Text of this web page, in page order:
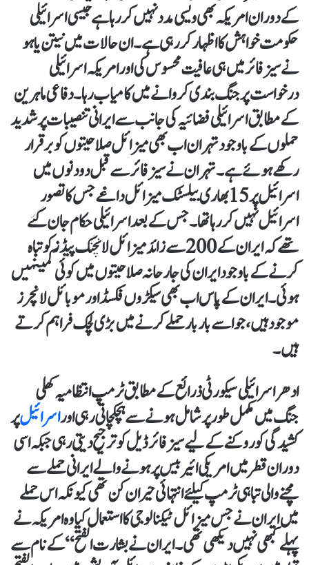
کے دوران امریکہ بھی ویسی مدد نہیں کر رہا ہے جیسی اسرائیلی
حکومت خواہش کا اظہار کر رہی ہے۔ ان حالات میں نیتن یاہو
نے سیز فائر میں ہی عافیت محسوس کی اور امریکہ اسرائیلی
درخواست پر جنگ بندی کروانے میں کامیاب رہا۔ دفاعی ماہرین
کے مطابق اسرائیلی فضائیہ کی جانب سے ایرانی تنصیبات پر شدید
حملوں کے باوجود تہران اب بھی میزائل صلاحیتوں کو برقرار
رکھے ہوئے ہے۔ تہران نے سیز فائر سے قبل دو دنوں میں
اسرائیل پر 15 بھاری بیلسٹک میزائل داغے جس کا تصور
اسرائیل نہیں کر رہا تھا۔ جس کے بعد اسرائیلی حکام جان گئے
تھے کہ ایران کے 200 سے زائد میزائل لانچنگ پیڈ ز کوتباہ
کرنے کے باوجود ایران کی جارحانہ صلاحیتوں میں کوئی کمینہیں
ہوئی۔ ایران کے پاس اب بھی سیکڑوں فکسڈ اور موبائل لانچر ز
موجود ہیں، جو اسے بار بار حملے کرنے میں بڑی لچک فراہم کرتے
ہیں۔
ادھر اسرائیلی سیکورٹی ذرائع کے مطابق ٹرمپ انتظامیہ کھلی
جنگ میں مکمل طور پر شامل ہونے سے ہچکچاتی رہی اوراسرائیلپر
کشیدگی کو روکنے کے لیے سیز فائر ڈیل کو ترجیح دیتی رہی جبکہ اسی
دوران قطر میں امریکی ائیر بیس پر ہونے والے ایرانی حملے سے
مچنے والی تباہی ٹرمپ کیلئے انتہائی حیران کن تھی کیونکہ اس حملے
میں ایران نے جس میزائل ٹیکنالوجی کا استعمال کیا وہ امریکہ نے
پہلے کبھی نہیں دیکھی تھی۔ ایران نے بشارت الفتح “ کے نام سے